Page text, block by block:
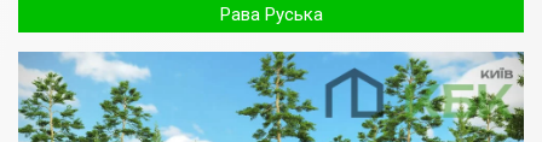
Рава Руська